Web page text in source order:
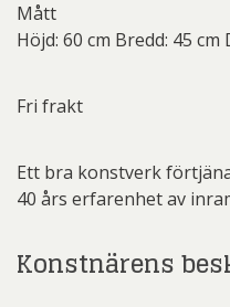
Mått
Höjd: 60 cm Bredd: 45 cm
Fri frakt
Ett bra konstverk
40 års erfarenhet av
Konstnärens